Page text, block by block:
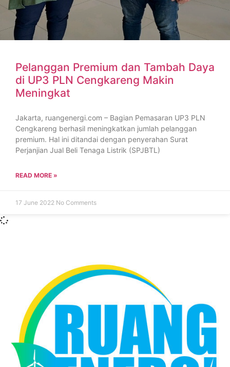
Pelanggan Premium dan Tambah Daya
di UP3 PLN Cengkareng Makin
Meningkat
Jakarta, ruangenergi.com – Bagian Pemasaran UP3 PLN
Cengkareng berhasil meningkatkan jumlah pelanggan
premium. Hal ini ditandai dengan penyerahan Surat
Perjanjian Jual Beli Tenaga Listrik (SPJBTL)
READ MORE »
17 June 2022 No Comments